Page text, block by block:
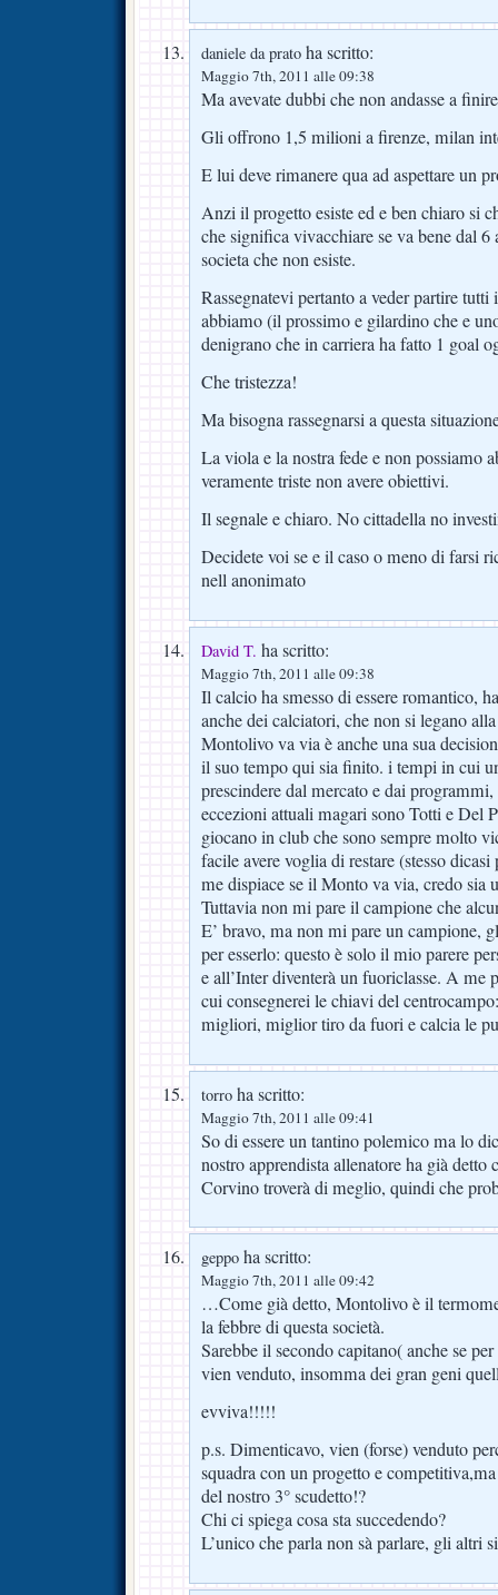
daniele da prato ha scritto:
Maggio 7th, 2011 alle 09:38
Ma avevate dubbi che non andasse a
Gli offrono 1,5 milioni a firenze, milan
E lui deve rimanere qua ad aspettare un
Anzi il progetto esiste ed e ben chiaro si
che significa vivacchiare se va bene dal
societa che non esiste.
Rassegnatevi pertanto a veder partire
abbiamo (il prossimo e gilardino che e
denigrano che in carriera ha fatto 1 goal
Che tristezza!
Ma bisogna rassegnarsi a questa
La viola e la nostra fede e non possiamo
veramente triste non avere obiettivi.
Il segnale e chiaro. No cittadella no
Decidete voi se e il caso o meno di farsi
nell anonimato
David T. ha scritto:
Maggio 7th, 2011 alle 09:38
Il calcio ha smesso di essere romantico,
anche dei calciatori, che non si legano
Montolivo va via è anche una sua
il suo tempo qui sia finito. i tempi in cui
prescindere dal mercato e dai
eccezioni attuali magari sono Totti e Del
giocano in club che sono sempre molto
facile avere voglia di restare (stesso
me dispiace se il Monto va via, credo sia
Tuttavia non mi pare il campione che
E’ bravo, ma non mi pare un campione,
per esserlo: questo è solo il mio parere
e all’Inter diventerà un fuoriclasse. A me
cui consegnerei le chiavi del
migliori, miglior tiro da fuori e calcia le
torro ha scritto:
Maggio 7th, 2011 alle 09:41
So di essere un tantino polemico ma lo
nostro apprendista allenatore ha già
Corvino troverà di meglio, quindi che
geppo ha scritto:
Maggio 7th, 2011 alle 09:42
…Come già detto, Montolivo è il
la febbre di questa società.
Sarebbe il secondo capitano( anche se
vien venduto, insomma dei gran geni
evviva!!!!!
p.s. Dimenticavo, vien (forse) venduto
squadra con un progetto e
del nostro 3° scudetto!?
Chi ci spiega cosa sta succedendo?
L’unico che parla non sà parlare, gli altri